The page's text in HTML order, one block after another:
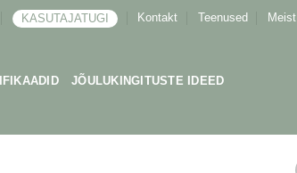
KASUTAJATUGI Kontakt Teenused Meist
JÕULUKINGITUSTE IDEED